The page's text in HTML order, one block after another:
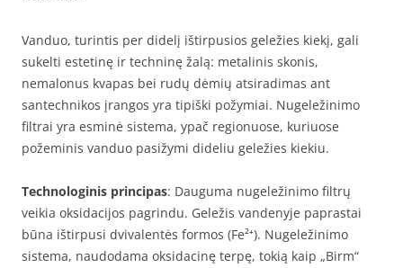
Vanduo, turintis per didelį ištirpusios geležies kiekį, gali
sukelti estetinę ir techninę žalą: metalinis skonis,
nemalonus kvapas bei rudų dėmių atsiradimas ant
santechnikos įrangos yra tipiški požymiai. Nugeležinimo
filtrai yra esminė sistema, ypač regionuose, kuriuose
požeminis vanduo pasižymi dideliu geležies kiekiu.
Technologinis principas: Dauguma nugeležinimo filtrų
veikia oksidacijos pagrindu. Geležis vandenyje paprastai
būna ištirpusi dvivalentės formos (Fe²⁺). Nugeležinimo
sistema, naudodama oksidacinę terpę, tokią kaip „Birm“